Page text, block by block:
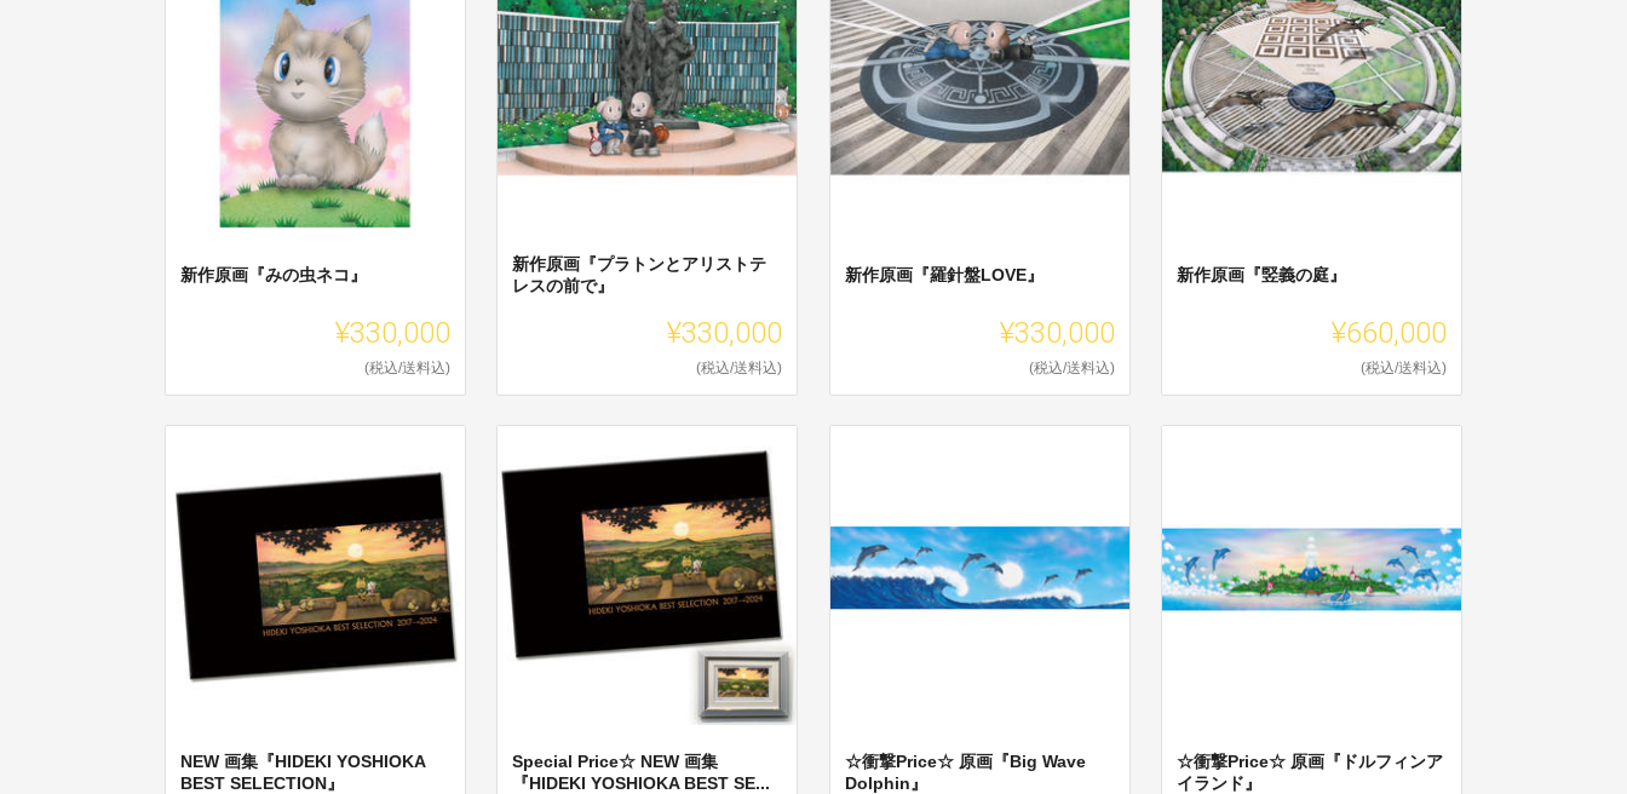
新作原画『みの虫ネコ』
¥330,000
(税込/送料込)
新作原画『プラトンとアリストテ
レスの前で』
¥330,000
(税込/送料込)
新作原画『羅針盤LOVE』
¥330,000
(税込/送料込)
新作原画『竪義の庭』
¥660,000
(税込/送料込)
NEW 画集『HIDEKI YOSHIOKA
BEST SELECTION』
Special Price☆ NEW 画集
『HIDEKI YOSHIOKA BEST SE...
☆衝撃Price☆ 原画『Big Wave
Dolphin』
☆衝撃Price☆ 原画『ドルフィンア
イランド』